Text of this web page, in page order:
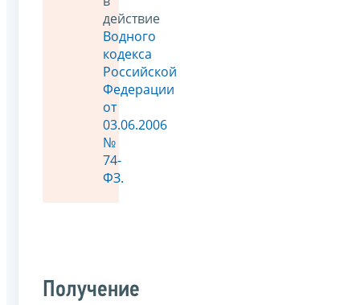
действие
Водного
кодекса
Российской
Федерации
от
03.06.2006
№
74-
ФЗ.
Получение